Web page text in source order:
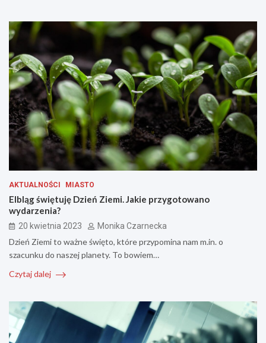
AKTUALNOŚCI MIASTO
Elbląg świętuję Dzień Ziemi. Jakie przygotowano
wydarzenia?
20 kwietnia 2023 Monika Czarnecka
Dzień Ziemi to ważne święto, które przypomina nam m.in. o
szacunku do naszej planety. To bowiem…
Czytaj dalej